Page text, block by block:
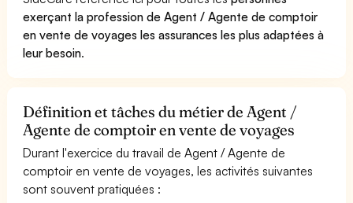
exerçant la profession de Agent / Agente de comptoir
en vente de voyages les assurances les plus adaptées à
leur besoin.
Définition et tâches du métier de Agent /
Agente de comptoir en vente de voyages
Durant l'exercice du travail de Agent / Agente de
comptoir en vente de voyages, les activités suivantes
sont souvent pratiquées :